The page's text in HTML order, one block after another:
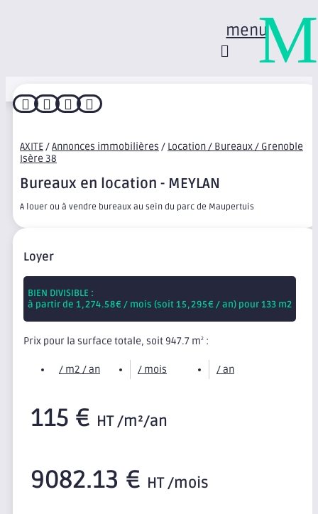
menu
   
AXITE/Annonces immobilières / Location / Bureaux / Grenoble
Isère 38
Bureaux en location - MEYLAN
A louer ou à vendre bureaux au sein du parc de Maupertuis
Loyer
BIEN DIVISIBLE :
à partir de 1,274.58€ / mois (soit15,295€ / an) pour 133 m2
Prix pour la surface totale, soit 947.7 m2 :
/ m2 / an / mois / an
115 € HT /m²/an
9082.13 € HT /mois
M